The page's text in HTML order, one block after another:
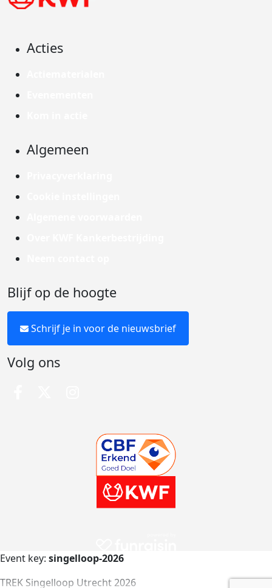
Acties
Algemeen
Blijf op de hoogte
Schrijf je in voor de nieuwsbrief
Volg ons
Event key: singelloop-2026
TREK Singelloop Utrecht 2026